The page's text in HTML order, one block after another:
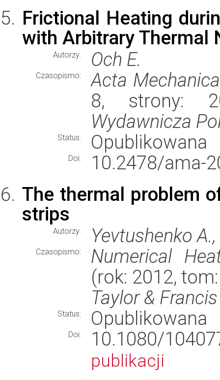
Frictional Heating
with Arbitrary Thermal
Autorzy: Och E.
Czasopismo:
Acta
8, strony:
Wydawnicza
Status: Opublikowana
Doi:
10.2478/ama-
The thermal problem
strips
Autorzy: Yevtushenko
Czasopismo:
Numerical
(rok: 2012,
Taylor & Francis
Status: Opublikowana
Doi: 10.1080/
publikacji